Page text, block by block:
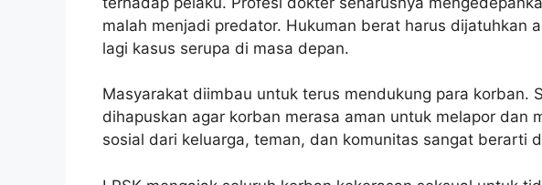
malah menjadi predator. Hukuman berat harus dijatuhkan
lagi kasus serupa di masa depan.
Masyarakat diimbau untuk terus mendukung para korban.
dihapuskan agar korban merasa aman untuk melapor dan
sosial dari keluarga, teman, dan komunitas sangat berarti